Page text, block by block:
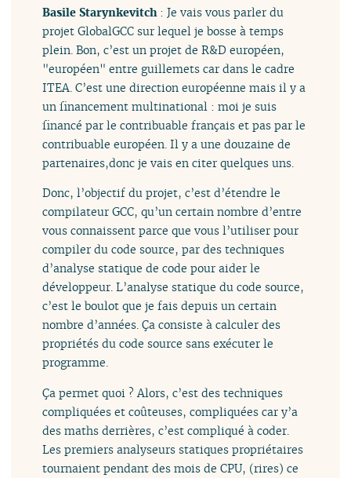
Basile Starynkevitch : Je vais vous parler du
projet GlobalGCC sur lequel je bosse à temps
plein. Bon, c’est un projet de R&D européen,
"européen" entre guillemets car dans le cadre
ITEA. C’est une direction européenne mais il y a
un financement multinational : moi je suis
financé par le contribuable français et pas par le
contribuable européen. Il y a une douzaine de
partenaires,donc je vais en citer quelques uns.
Donc, l’objectif du projet, c’est d’étendre le
compilateur GCC, qu’un certain nombre d’entre
vous connaissent parce que vous l’utiliser pour
compiler du code source, par des techniques
d’analyse statique de code pour aider le
développeur. L’analyse statique du code source,
c’est le boulot que je fais depuis un certain
nombre d’années. Ça consiste à calculer des
propriétés du code source sans exécuter le
programme.
Ça permet quoi ? Alors, c’est des techniques
compliquées et coûteuses, compliquées car y’a
des maths derrières, c’est compliqué à coder.
Les premiers analyseurs statiques propriétaires
tournaient pendant des mois de CPU, (rires) ce